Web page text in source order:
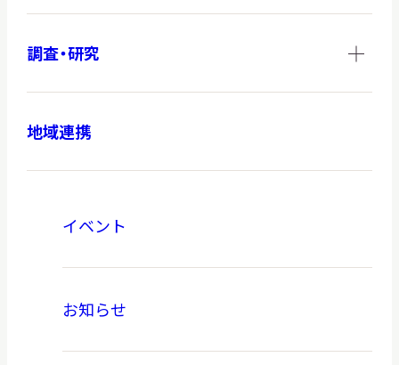
調査・研究
地域連携
イベント
お知らせ